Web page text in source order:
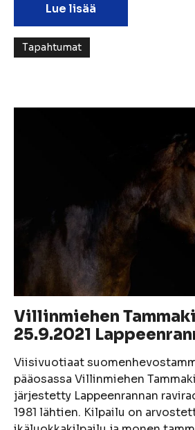
Lue lisää
Tapahtumat
Villinmiehen
25.9.2021
Viisivuotiaat
pääosassa Villinmiehen
järjestetty Lappeenrannan
1981 lähtien. Kilpailu on